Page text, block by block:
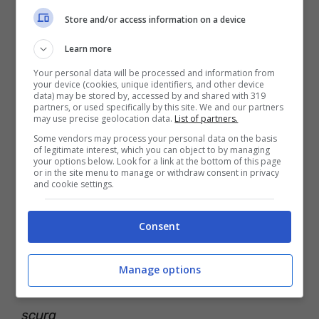
Se il Signore non mi perdonerà
Avrei ancora la mia baby e la mia ragazza
avrebbe me
Mentre baciavo la mia baby
Lei posò dolcemente suo amore verso il
basso
Nella luce bassa della lampada, ero libero
Paradiso e Inferno erano parole per me
[x2 Ritornello:]
Quando arriva il mio momento
Mettimi dolcemente nella fredda terra
scura
Store and/or access information on a device
Learn more
Your personal data will be processed and information from
your device (cookies, unique identifiers, and other device
data) may be stored by, accessed by and shared with 319
partners, or used specifically by this site. We and our partners
may use precise geolocation data. List of partners.
Some vendors may process your personal data on the basis
of legitimate interest, which you can object to by managing
your options below. Look for a link at the bottom of this page
or in the site menu to manage or withdraw consent in privacy
and cookie settings.
Consent
Manage options